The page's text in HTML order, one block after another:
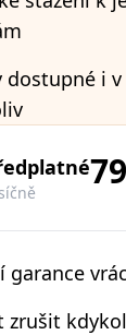
dostupné i
garance
zrušit